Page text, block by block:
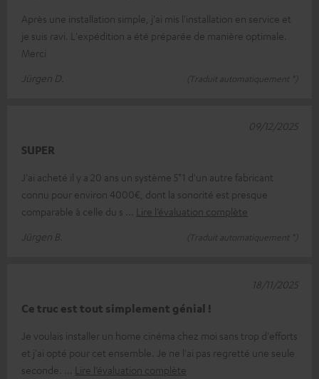
Après une installation simple, j'ai mis l'installation en service et
je suis ravi. L'expédition a été préparée de manière optimale.
Merci
Jürgen D.
(Traduit automatiquement *)
SUPER
J'ai acheté il y a 20 ans un système 5*1 d'un autre fabricant
connu pour environ 4000€, dont la sonorité est presque
comparable à celle du s
Lire l’évaluation complète
Jürgen B.
(Traduit automatiquement *)
09/12/2025
Ce truc est tout simplement génial !
Je voulais installer un home cinéma chez moi sans trop d'efforts
et j'ai opté pour cet ensemble. Je ne l'ai pas regretté une seule
seconde.
Lire l’évaluation complète
18/11/2025